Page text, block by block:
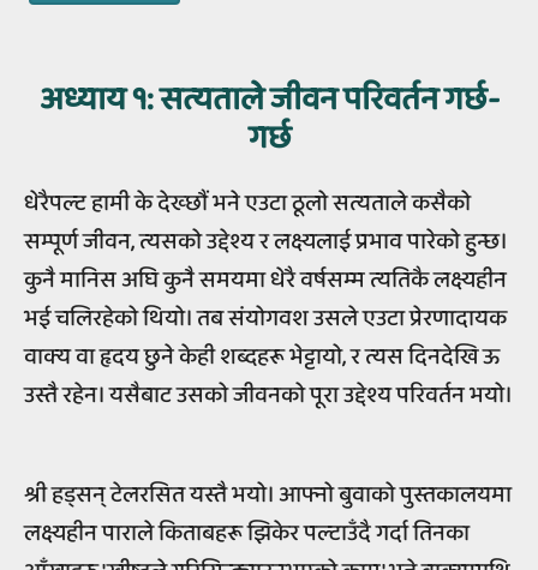
अध्याय १: सत्यताले जीवन परिवर्तन गर्छ-
गर्छ
धेरैपल्ट हामी के देख्छौं भने एउटा ठूलो सत्यताले कसैको
सम्पूर्ण जीवन, त्यसको उद्देश्य र लक्ष्यलाई प्रभाव पारेको हुन्छ।
कुनै मानिस अघि कुनै समयमा धेरै वर्षसम्म त्यतिकै लक्ष्यहीन
भई चलिरहेको थियो। तब संयोगवश उसले एउटा प्रेरणादायक
वाक्य वा हृदय छुने केही शब्दहरू भेट्टायो, र त्यस दिनदेखि ऊ
उस्तै रहेन। यसैबाट उसको जीवनको पूरा उद्देश्य परिवर्तन भयो।
श्री हड्सन् टेलरसित यस्तै भयो। आफ्नो बुवाको पुस्तकालयमा
लक्ष्यहीन पाराले किताबहरू झिकेर पल्टाउँदै गर्दा तिनका